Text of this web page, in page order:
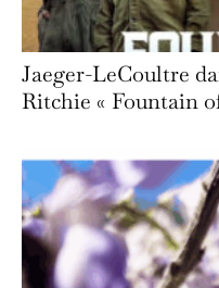
Jaeger-LeCoultre
Ritchie « Fountain